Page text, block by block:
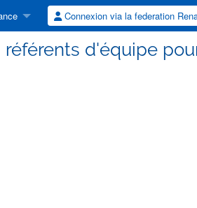
Connexion via la federation
d'équipe